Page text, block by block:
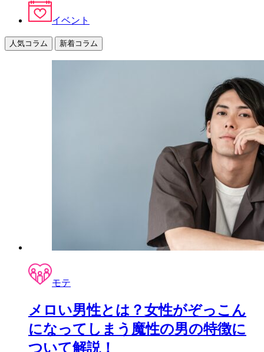
イベント
人気コラム 新着コラム
モテ
メロい男性とは？女性がぞっこん
になってしまう魔性の男の特徴に
ついて解説！